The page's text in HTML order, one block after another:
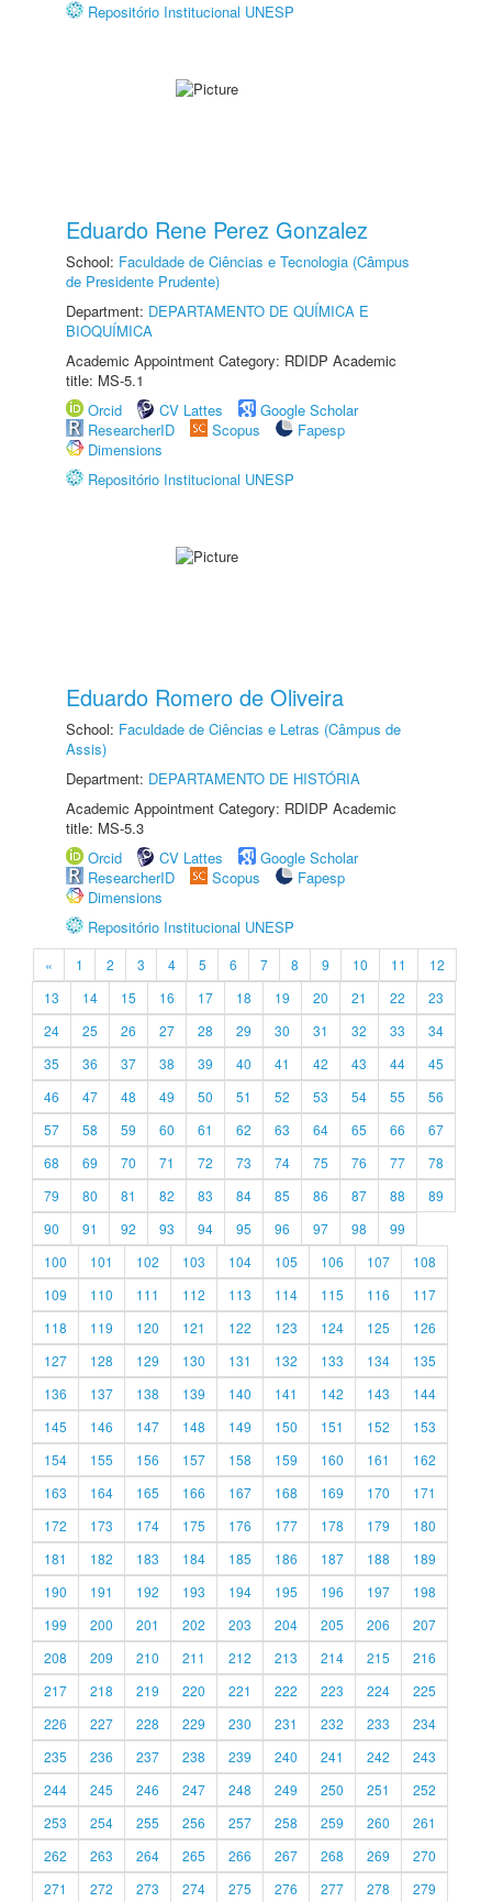
Repositório Institucional UNESP
Eduardo Rene Perez Gonzalez
School: Faculdade de Ciências e Tecnologia (Câmpus
de Presidente Prudente)
Department: DEPARTAMENTO DE QUÍMICA E
BIOQUÍMICA
Academic Appointment Category: RDIDP Academic
title: MS-5.1
Orcid
CV Lattes
Google Scholar
ResearcherID
Scopus
Fapesp
Dimensions
Repositório Institucional UNESP
Eduardo Romero de Oliveira
School: Faculdade de Ciências e Letras (Câmpus de
Assis)
Department: DEPARTAMENTO DE HISTÓRIA
Academic Appointment Category: RDIDP Academic
title: MS-5.3
Orcid
CV Lattes
Google Scholar
ResearcherID
Scopus
Fapesp
Dimensions
Repositório Institucional UNESP
« 1 2 3 4 5 6 7 8 9 10 11
12
13
14 15 16 17 18 19 20 21 22
23
24
25 26 27 28 29 30 31 32 33
34
35
36 37 38 39 40 41 42 43 44
45
46
47 48 49 50 51 52 53 54 55
56
57
58 59 60 61 62 63 64 65 66
67
68
69 70 71 72 73 74 75 76 77
78
79
80 81 82 83 84 85 86 87 88
89
90
91 92 93 94 95 96 97 98
99
100
101 102 103 104 105 106 107
108
109
110 111 112 113 114 115 116
117
118
119 120 121 122 123 124 125
126
127
128 129 130 131 132 133 134
135
136
137 138 139 140 141 142 143
144
145
146 147 148 149 150 151 152
153
154
155 156 157 158 159 160 161
162
163
164 165 166 167 168 169 170
171
172
173 174 175 176 177 178 179
180
181
182 183 184 185 186 187 188
189
190
191 192 193 194 195 196 197
198
199
200 201 202 203 204 205 206
207
208
209 210 211 212 213 214 215
216
217
218 219 220 221 222 223 224
225
226
227 228 229 230 231 232 233
234
235
236 237 238 239 240 241 242
243
244
245 246 247 248 249 250 251
252
253
254 255 256 257 258 259 260
261
262
263 264 265 266 267 268 269
270
271
272 273 274 275 276 277 278 279